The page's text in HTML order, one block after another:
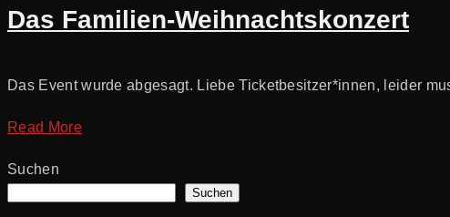
Das Familien-Weihnachtskonzert
Das Event wurde abgesagt. Liebe Ticketbesitzer*innen, leider
Read More
Suchen
Suchen